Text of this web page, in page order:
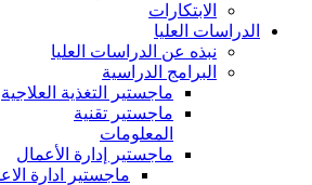
الابتكارات
الدراسات العليا
نبذه عن الدراسات العليا
البرامج الدراسية
ماجستير التغذية العلاجية
ماجستير تقنية
المعلومات
ماجستير إدارة الأعمال
ماجستير ادارة